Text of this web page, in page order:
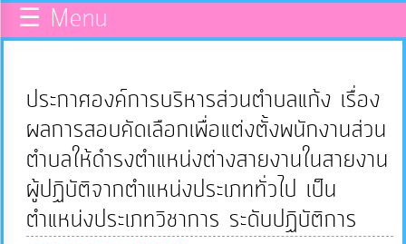
ข้อมูล
พื้น
บุคลากร
แผน
ยุทธศาสตร์
☰ Menu
ประกาศองค์การบริหารส่วนตำบลแก้ง เรื่อง
ผลการสอบคัดเลือกเพื่อแต่งตั้งพนักงานส่วน
ตำบลให้ดำรงตำแหน่งต่างสายงานในสายงาน
ผู้ปฏิบัติจากตำแหน่งประเภททั่วไป เป็น
ตำแหน่งประเภทวิชาการ ระดับปฏิบัติการ